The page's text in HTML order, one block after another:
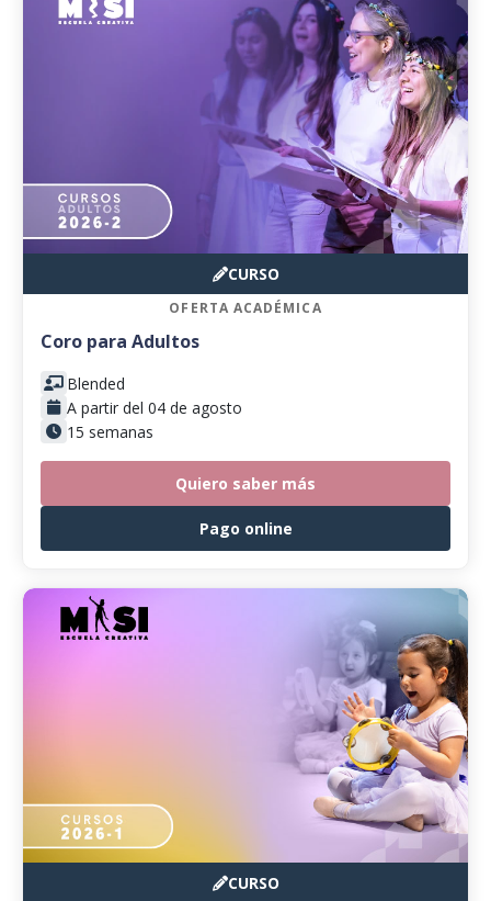
CURSO
OFERTA ACADÉMICA
Coro para Adultos
Blended
A partir del 04 de agosto
15 semanas
Quiero saber más
Pago online
CURSO